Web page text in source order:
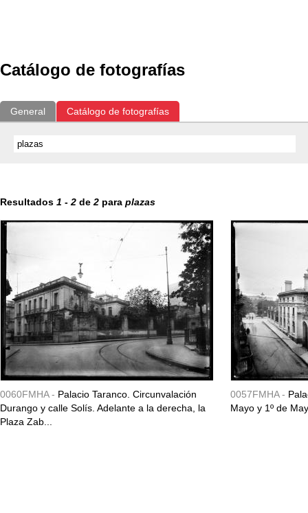
Catálogo de fotografías
General Catálogo de fotografías
Resultados 1 - 2 de 2 para plazas
0060FMHA - Palacio Taranco. Circunvalación
Durango y calle Solís. Adelante a la derecha, la
Plaza Zab...
0057FMHA -
Mayo y 1º de